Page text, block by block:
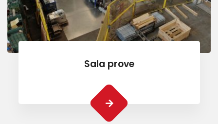
Sala prove